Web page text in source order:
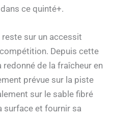
ce quinté+.
reste sur un accessit
compétition. Depuis cette
de la fraîcheur en
prévue sur la piste
sur le sable fibré
surface et fournir sa